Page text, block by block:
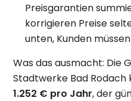
Preisgarantien
korrigieren Preise
unten, Kunden
Was das ausmacht: Die
Stadtwerke Bad
1.252 € pro Jahr, der